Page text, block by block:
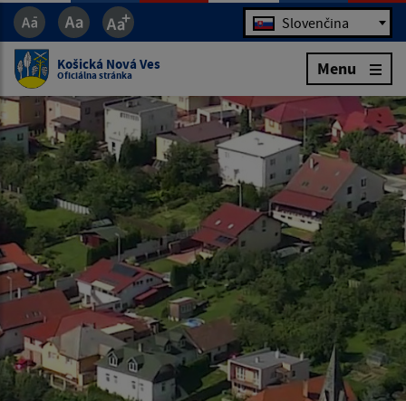
Jazyk Slovenčina
Košická Nová Ves
Oficiálna stránka Menu